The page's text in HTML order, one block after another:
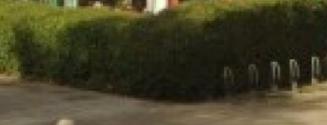
Alle veelgestelde vragen